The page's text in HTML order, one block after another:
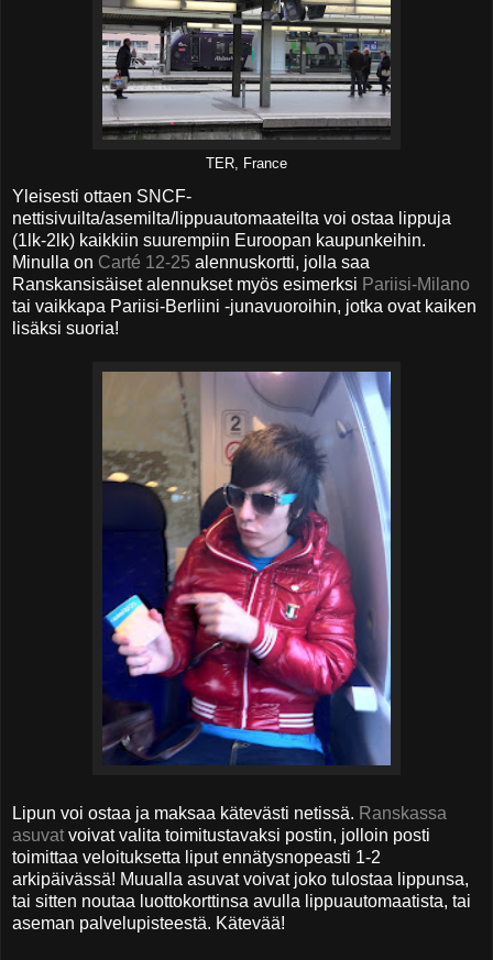
TER, France
Yleisesti ottaen SNCF-
nettisivuilta/asemilta/lippuautomaateilta voi ostaa lippuja
(1lk-2lk) kaikkiin suurempiin Euroopan kaupunkeihin.
Minulla on Carté 12-25 alennuskortti, jolla saa
Ranskansisäiset alennukset myös esimerksi Pariisi-Milano
tai vaikkapa Pariisi-Berliini -junavuoroihin, jotka ovat kaiken
lisäksi suoria!
Lipun voi ostaa ja maksaa kätevästi netissä. Ranskassa
asuvat voivat valita toimitustavaksi postin, jolloin posti
toimittaa veloituksetta liput ennätysnopeasti 1-2
arkipäivässä! Muualla asuvat voivat joko tulostaa lippunsa,
tai sitten noutaa luottokorttinsa avulla lippuautomaatista, tai
aseman palvelupisteestä. Kätevää!